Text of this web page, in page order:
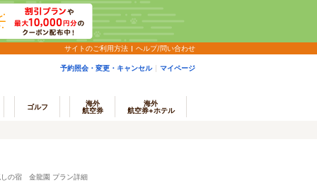
サイトのご利用方法 ヘルプ/問い合わせ
予約照会・変更・キャンセル マイページ
ゴルフ
海外
航空券
海外
航空券+ホテル
しの宿 金龍園 プラン詳細